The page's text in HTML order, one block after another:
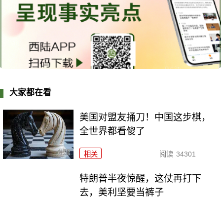
大家都在看
美国对盟友捅刀！中国这步棋，
全世界都看傻了
相关 阅读 34301
特朗普半夜惊醒，这仗再打下
去，美利坚要当裤子